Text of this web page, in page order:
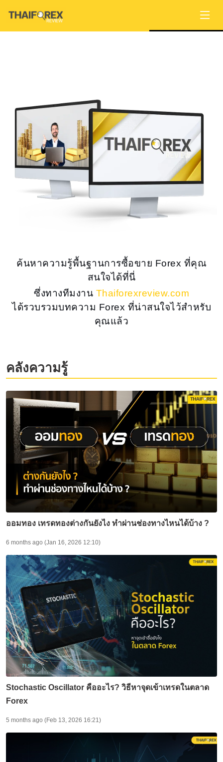
ค้นหาความรู้พื้นฐานการซื้อขาย Forex ที่คุณ
สนใจได้ที่นี่
ซึ่งทางทีมงาน Thaiforexreview.com
ได้รวบรวมบทความ Forex ที่น่าสนใจไว้สำหรับ
คุณแล้ว
คลังความรู้
ออมทอง เทรดทองต่างกันยังไง ทำผ่านช่องทางไหนได้บ้าง ?
6 months ago (Jan 16, 2026 12:10)
Stochastic Oscillator คืออะไร? วิธีหาจุดเข้าเทรดในตลาด
Forex
5 months ago (Feb 13, 2026 16:21)